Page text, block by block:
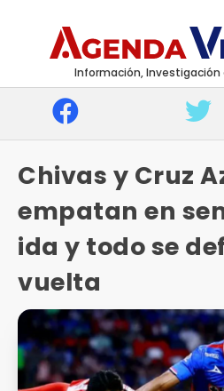
Información, Investigación
Chivas y Cruz
empatan en
ida y todo se
vuelta